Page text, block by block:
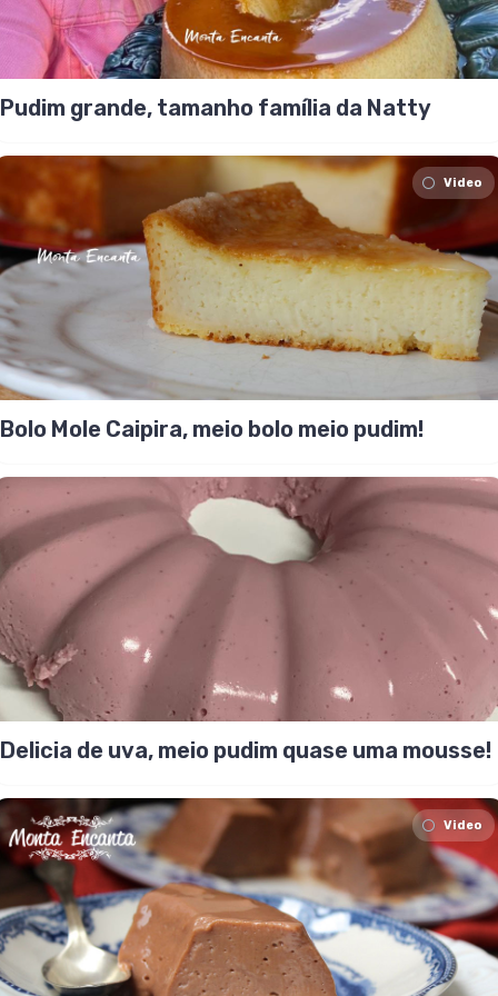
Pudim grande, tamanho família da Natty
Video
Bolo Mole Caipira, meio bolo meio pudim!
Delicia de uva, meio pudim quase uma mousse!
Video